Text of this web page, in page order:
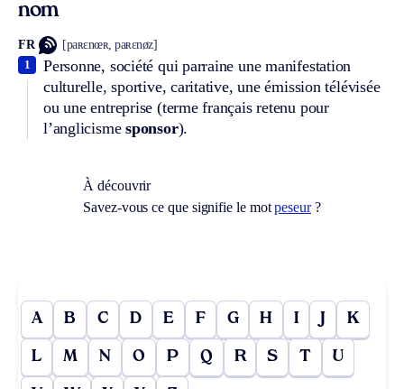
nom
FR [paʀɛnœʀ, paʀɛnøz]
Personne, société qui parraine une manifestation
culturelle, sportive, caritative, une émission télévisée
ou une entreprise (terme français retenu pour
l’anglicismesponsor).
1
À découvrir
Savez-vous ce que signifie le motpeseur?
A B C D E F G H I J K
L M N O P Q R S T U